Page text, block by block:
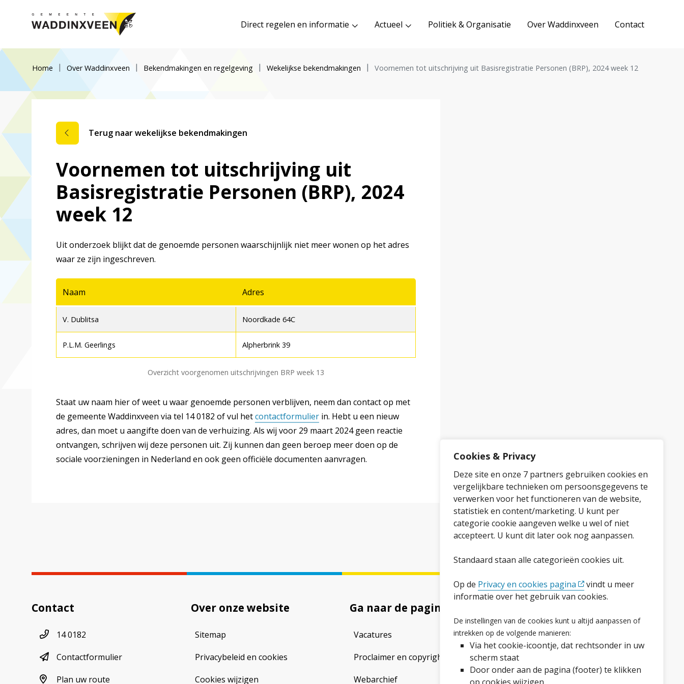
Cookies & Privacy
Deze site en onze 7 partners gebruiken cookies en
vergelijkbare technieken om persoonsgegevens te
verwerken voor het functioneren van de website,
statistiek en content/marketing. U kunt per
categorie cookie aangeven welke u wel of niet
accepteert. U kunt dit later ook nog aanpassen.
Standaard staan alle categorieën cookies uit.
Op de Privacy en cookies pagina
vindt u meer
informatie over het gebruik van cookies.
De instellingen van de cookies kunt u altijd aanpassen of
intrekken op de volgende manieren:
Via het cookie-icoontje, dat rechtsonder in uw
scherm staat
Door onder aan de pagina (footer) te klikken
Direct regelen en informatie Actueel Politiek & Organisatie Over Waddinxveen Contact
Home Over Waddinxveen Bekendmakingen en regelgeving Wekelijkse bekendmakingen Voornemen tot uitschrijving uit Basisregistratie Personen (BRP), 2024 week 12
Terug naar wekelijkse bekendmakingen
Voornemen tot uitschrijving uit
Basisregistratie Personen (BRP), 2024
week 12
Uit onderzoek blijkt dat de genoemde personen waarschijnlijk niet meer wonen op het adres
waar ze zijn ingeschreven.
Naam Adres
V. Dublitsa Noordkade 64C
P.L.M. Geerlings Alpherbrink 39
Overzicht voorgenomen uitschrijvingen BRP week 13
Staat uw naam hier of weet u waar genoemde personen verblijven, neem dan contact op met
de gemeente Waddinxveen via tel 14 0182 of vul hetcontactformulier in. Hebt u een nieuw
adres, dan moet u aangifte doen van de verhuizing. Als wij voor 29 maart 2024 geen reactie
ontvangen, schrijven wij deze personen uit. Zij kunnen dan geen beroep meer doen op de
sociale voorzieningen in Nederland en ook geen officiële documenten aanvragen.
Contact
Telefoonnummer
14 0182
contactformulier
Contactformulier
plan uw route
Plan uw route
Over onze website
Sitemap
Privacybeleid en cookies
Cookies wijzigen
Ga naar de pagina
Vacatures
Proclaimer en copyright
Webarchief
Facebook
LinkedInInstagram